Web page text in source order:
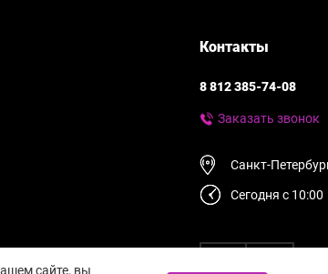
Контакты
8 812 385-74-08
Заказать звонок
Санкт-
Сегодня с 10:00
сайте, вы